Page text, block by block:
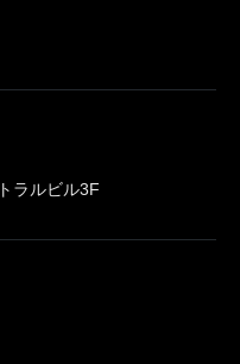
ラルビル3F